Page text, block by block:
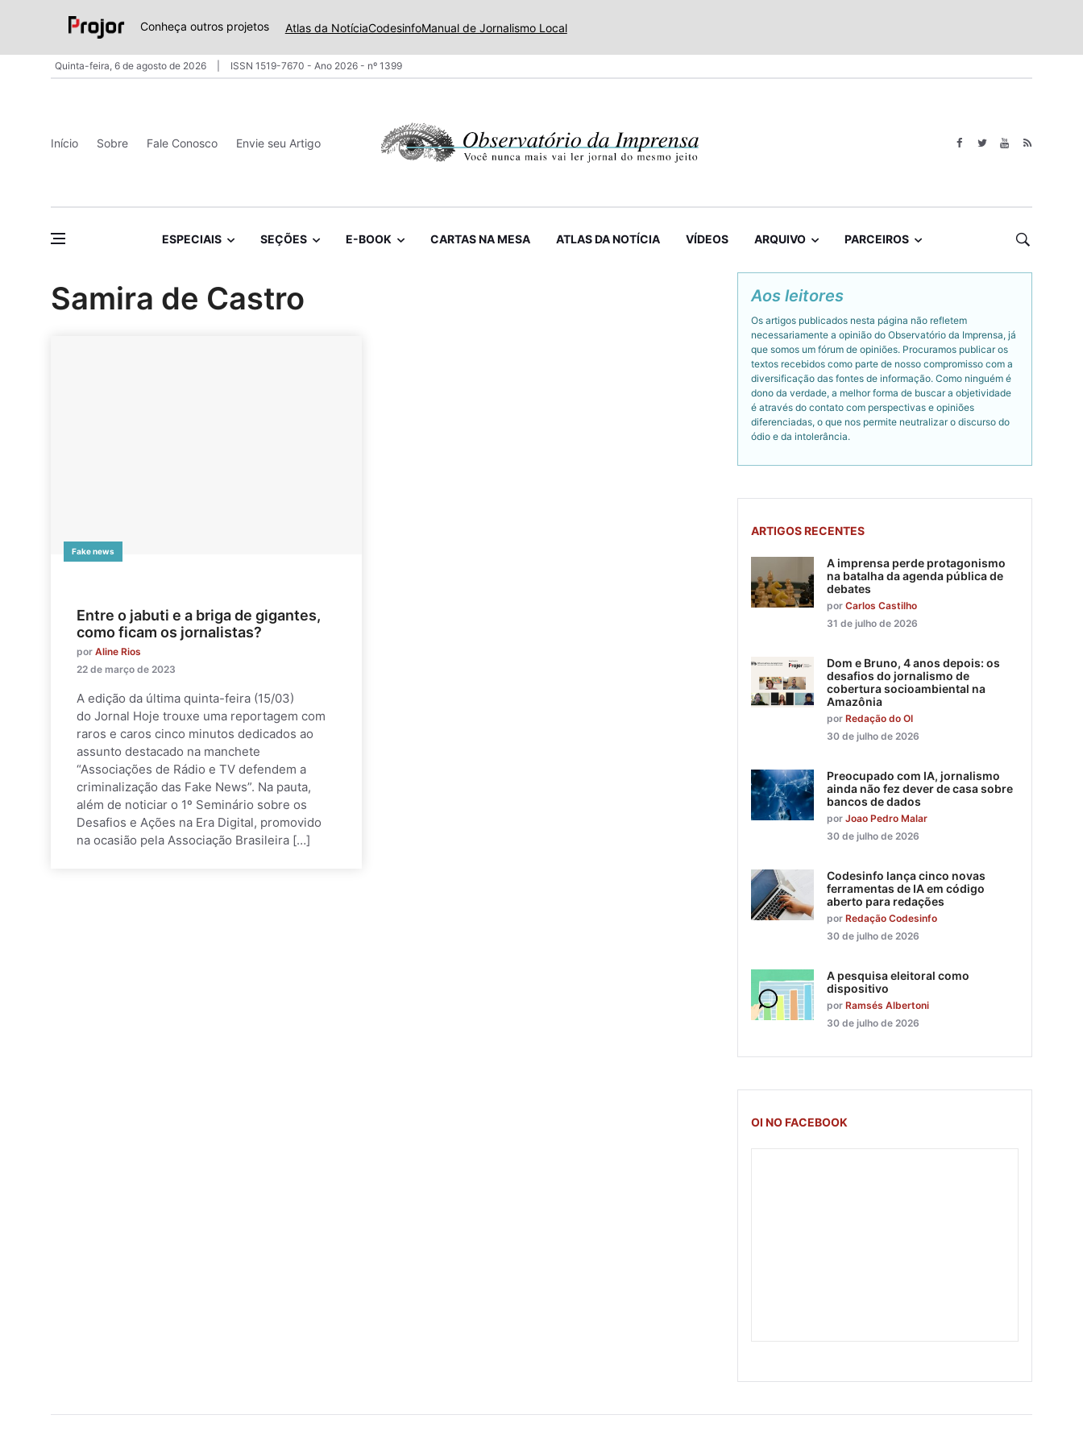
Conheça outros projetos Atlas da NotíciaCodesinfoManual de Jornalismo Local
Quinta-feira, 6 de agosto de 2026 ISSN 1519-7670 - Ano 2026 - nº 1399
Início Sobre Fale Conosco Envie seu Artigo
ESPECIAIS SEÇÕES E-BOOK CARTAS NA MESA ATLAS DA NOTÍCIA VÍDEOS ARQUIVO PARCEIROS
Samira de Castro
Fake news
Entre o jabuti e a briga de gigantes,
como ficam os jornalistas?
por Aline Rios
22 de março de 2023
A edição da última quinta-feira (15/03)
do Jornal Hoje trouxe uma reportagem com
raros e caros cinco minutos dedicados ao
assunto destacado na manchete
“Associações de Rádio e TV defendem a
criminalização das Fake News”. Na pauta,
além de noticiar o 1º Seminário sobre os
Desafios e Ações na Era Digital, promovido
na ocasião pela Associação Brasileira […]
Aos leitores
Os artigos publicados nesta página não refletem
necessariamente a opinião do Observatório da Imprensa, já
que somos um fórum de opiniões. Procuramos publicar os
textos recebidos como parte de nosso compromisso com a
diversificação das fontes de informação. Como ninguém é
dono da verdade, a melhor forma de buscar a objetividade
é através do contato com perspectivas e opiniões
diferenciadas, o que nos permite neutralizar o discurso do
ódio e da intolerância.
ARTIGOS RECENTES
A imprensa perde protagonismo
na batalha da agenda pública de
debates
por Carlos Castilho
31 de julho de 2026
Dom e Bruno, 4 anos depois: os
desafios do jornalismo de
cobertura socioambiental na
Amazônia
por Redação do OI
30 de julho de 2026
Preocupado com IA, jornalismo
ainda não fez dever de casa sobre
bancos de dados
por Joao Pedro Malar
30 de julho de 2026
Codesinfo lança cinco novas
ferramentas de IA em código
aberto para redações
por Redação Codesinfo
30 de julho de 2026
A pesquisa eleitoral como
dispositivo
por Ramsés Albertoni
30 de julho de 2026
OI NO FACEBOOK